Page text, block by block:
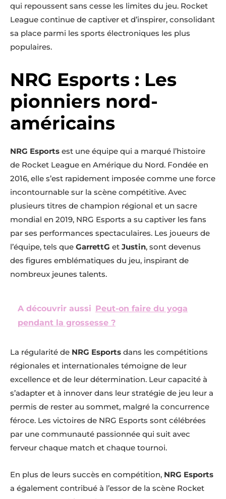
qui repoussent sans cesse les limites du jeu. Rocket
League continue de captiver et d’inspirer, consolidant
sa place parmi les sports électroniques les plus
populaires.
NRG Esports : Les
pionniers nord-
américains
NRG Esports est une équipe qui a marqué l’histoire
de Rocket League en Amérique du Nord. Fondée en
2016, elle s’est rapidement imposée comme une force
incontournable sur la scène compétitive. Avec
plusieurs titres de champion régional et un sacre
mondial en 2019, NRG Esports a su captiver les fans
par ses performances spectaculaires. Les joueurs de
l’équipe, tels que GarrettG et Justin, sont devenus
des figures emblématiques du jeu, inspirant de
nombreux jeunes talents.
A découvrir aussi Peut-on faire du yoga
pendant la grossesse ?
La régularité de NRG Esports dans les compétitions
régionales et internationales témoigne de leur
excellence et de leur détermination. Leur capacité à
s’adapter et à innover dans leur stratégie de jeu leur a
permis de rester au sommet, malgré la concurrence
féroce. Les victoires de NRG Esports sont célébrées
par une communauté passionnée qui suit avec
ferveur chaque match et chaque tournoi.
En plus de leurs succès en compétition, NRG Esports
a également contribué à l’essor de la scène Rocket